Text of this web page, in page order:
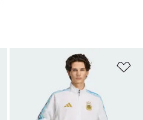
Ajouter à la Liste de produits